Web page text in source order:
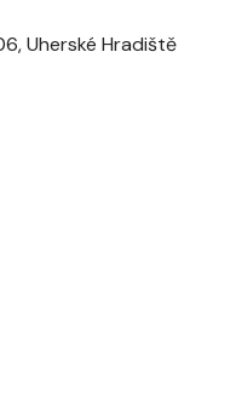
Uherské Hradiště